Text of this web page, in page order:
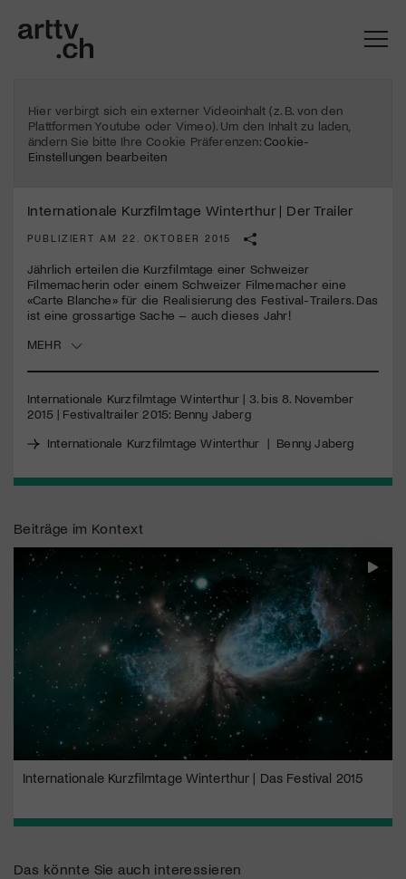
Hier verbirgt sich ein externer Videoinhalt (z. B. von den
Plattformen Youtube oder Vimeo). Um den Inhalt zu laden,
ändern Sie bitte Ihre Cookie Präferenzen:Cookie-
Einstellungen bearbeiten
Internationale Kurzfilmtage Winterthur | Der Trailer
PUBLIZIERT AM 22. OKTOBER 2015
Jährlich erteilen die Kurzfilmtage einer Schweizer
Filmemacherin oder einem Schweizer Filmemacher eine
«Carte Blanche» für die Realisierung des Festival-Trailers. Das
ist eine grossartige Sache – auch dieses Jahr!
MEHR
Internationale Kurzfilmtage Winterthur | 3. bis 8. November
2015 | Festivaltrailer 2015: Benny Jaberg
Internationale Kurzfilmtage Winterthur | Benny Jaberg
Beiträge im Kontext
Internationale Kurzfilmtage Winterthur | Das Festival 2015
Das könnte Sie auch interessieren
Mach mit: «Be Part of the Art»!
Engagiere dich als Kulturliebhaber:in, Kulturschaffende(r) oder
diversen Kulturevents.
Jetzt Mitglied werden